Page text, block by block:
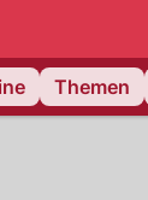
Themen